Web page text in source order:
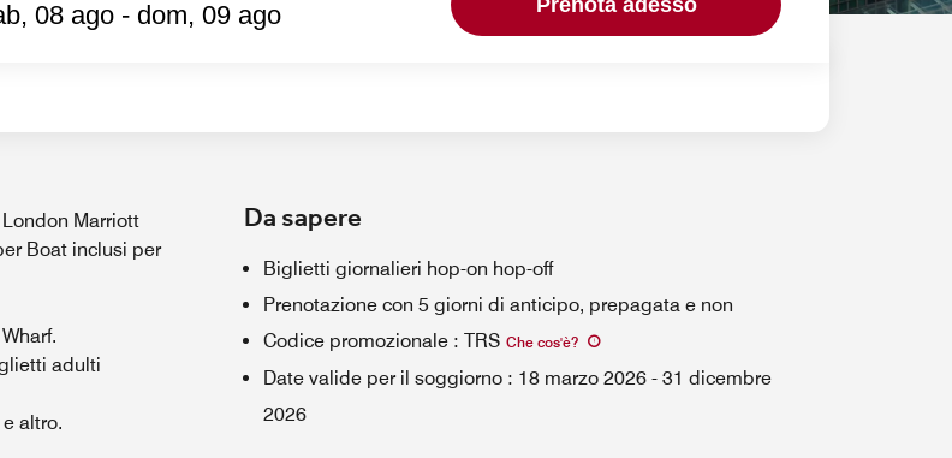
08 ago - dom, 09 ago Prenota adesso
Marriott
Boat inclusi per
adulti
altro.
Da sapere
Biglietti giornalieri hop-on hop-off
Prenotazione con 5 giorni di anticipo, prepagata e non
Codice promozionale : TRS Che cos'è?
Date valide per il soggiorno : 18 marzo 2026 - 31 dicembre
2026